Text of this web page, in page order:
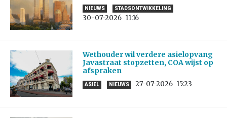
NIEUWS STADSONTWIKKELING
30-07-2026 11:16
Wethouder wil verdere asielopvang
Javastraat stopzetten, COA wijst op
afspraken
ASIEL NIEUWS 27-07-2026 15:23